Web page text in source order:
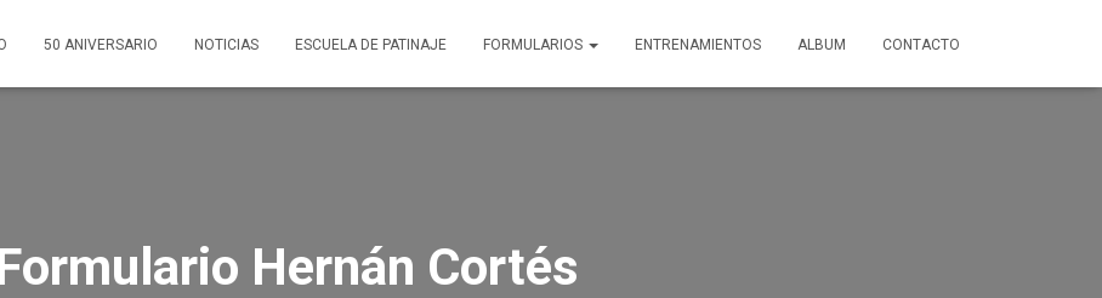
50 ANIVERSARIO NOTICIAS ESCUELA DE PATINAJE FORMULARIOS ENTRENAMIENTOS ALBUM CONTACTO
Hernán Cortés